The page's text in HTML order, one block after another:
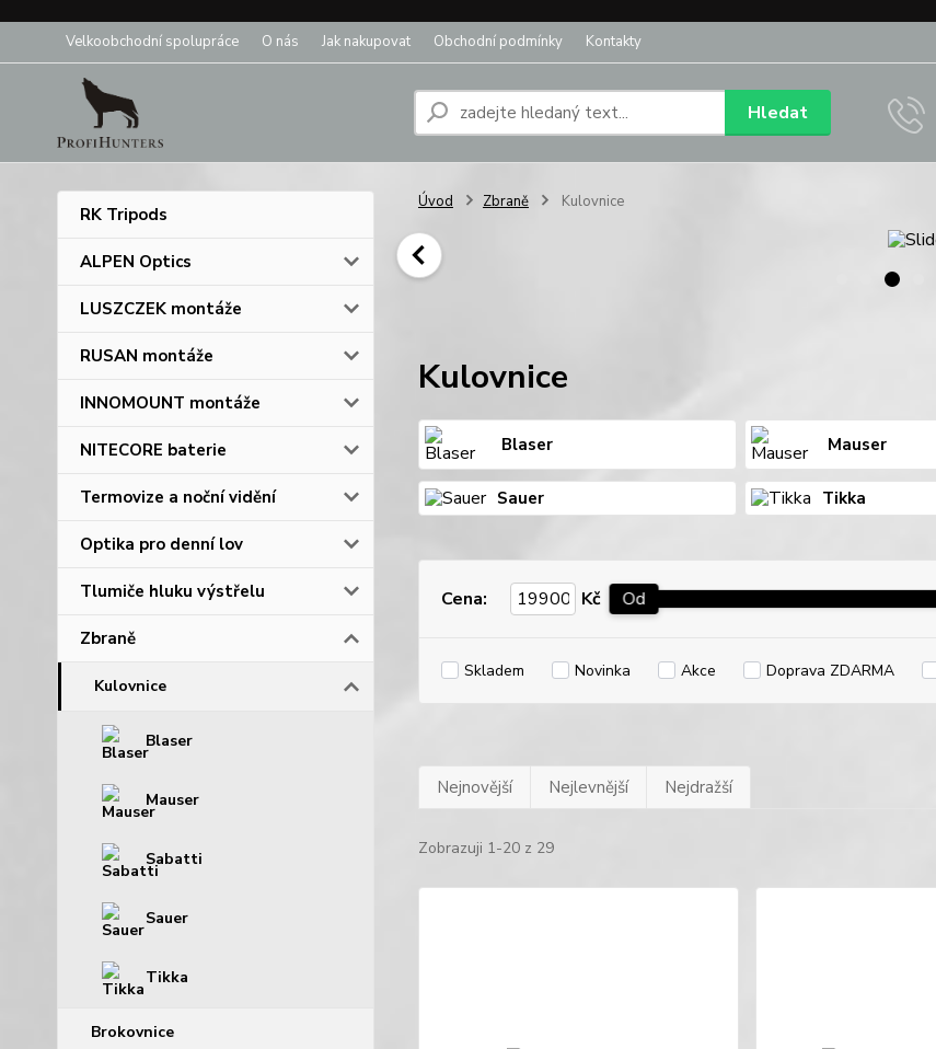
Velkoobchodní spolupráce O nás Jak nakupovat Obchodní podmínky Kontakty
Hledat
RK Tripods
ALPEN Optics
LUSZCZEK montáže
RUSAN montáže
INNOMOUNT montáže
NITECORE baterie
Termovize a noční vidění
Optika pro denní lov
Tlumiče hluku výstřelu
Zbraně
Kulovnice
Blaser
Mauser
Sabatti
Sauer
Tikka
Brokovnice
Úvod Zbraně Kulovnice
Kulovnice
Blaser Mauser
Sauer Tikka
Cena: Kč Od
Skladem Novinka Akce Doprava ZDARMA
Nejnovější Nejlevnější Nejdražší
Zobrazuji 1-20 z 29